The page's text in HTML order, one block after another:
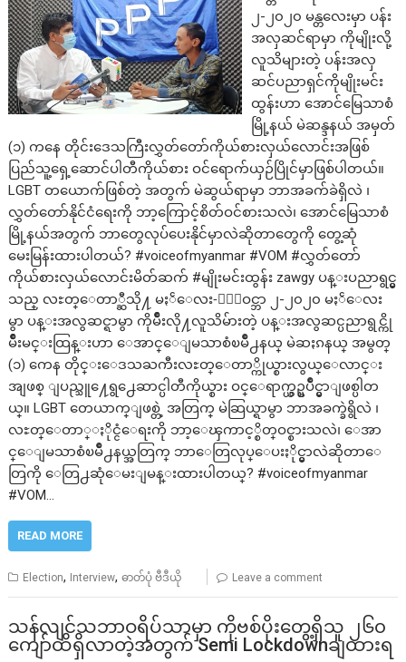
၂-၂၀၂၀ မန္တလေးမှာ ပန်း
အလှဆင်ရာမှာ ကိုမျိုးလို့
လူသိများတဲ့ ပန်းအလှ
ဆင်ပညာရှင်ကိုမျိုးမင်း
ထွန်းဟာ အောင်မြေသာစံ
မြို့နယ် မဲဆန္ဒနယ် အမှတ်
(၁) ကနေ တိုင်းဒေသကြီးလွှတ်တော်ကိုယ်စားလှယ်လောင်းအဖြစ်
ပြည်သူ့ရှေ့ဆောင်ပါတီကိုယ်စား ဝင်ရောက်ယှဉ်ပြိုင်မှာဖြစ်ပါတယ်။
LGBT တယောက်ဖြစ်တဲ့ အတွက် မဲဆွယ်ရာမှာ ဘာအခက်ခဲရှိလဲ ၊
လွှတ်တော်နိုင်ငံရေးကို ဘာ့ကြောင့်စိတ်ဝင်စားသလဲ၊ အောင်မြေသာစံ
မြို့နယ်အတွက် ဘာတွေလုပ်ပေးနိုင်မှာလဲဆိုတာတွေကို တွေ့ဆုံ
မေးမြန်းထားပါတယ်? #voiceofmyanmar #VOM #လွှတ်တော်
ကိုယ်စားလှယ်လောင်းမိတ်ဆက် #မျိုးမင်းထွန်း zawgy ပန္းပညာရွင္မွ
သည္ လႊတ္ေတာ္ဆီသို႔ မႏၲေလး-ႏိုဝင္ဘာ ၂-၂၀၂၀ မႏၲေလး
မွာ ပန္းအလွဆင္ရာမွာ ကိုမ်ိဳးလို႔လူသိမ်ားတဲ့ ပန္းအလွဆင္ပညာရွင္ကို
မ်ိဳးမင္းထြန္းဟာ ေအာင္ေျမသာစံၿမိဳ႕နယ္ မဲဆႏၵနယ္ အမွတ္
(၁) ကေန တိုင္းေဒသႀကီးလႊတ္ေတာ္ကိုယ္စားလွယ္ေလာင္း
အျဖစ္ ျပည္သူ႔ေရွ႕ေဆာင္ပါတီကိုယ္စား ဝင္ေရာက္ယွဥ္ၿပိဳင္မွာျဖစ္ပါတ
ယ္။ LGBT တေယာက္ျဖစ္တဲ့ အတြက္ မဲဆြယ္ရာမွာ ဘာအခက္ခဲရွိလဲ ၊
လႊတ္ေတာ္ႏိုင္ငံေရးကို ဘာ့ေၾကာင့္စိတ္ဝင္စားသလဲ၊ ေအာ
င္ေျမသာစံၿမိဳ႕နယ္အတြက္ ဘာေတြလုပ္ေပးႏိုင္မွာလဲဆိုတာေ
တြကို ေတြ႕ဆုံေမးျမန္းထားပါတယ္? #voiceofmyanmar
#VOM…
READ MORE
Election, Interview,ဓာတ်ပုံ ဗီဒီယို Leave a comment
သန်လျင်သဘာဝရိပ်သာမှာ ကိုဗစ်ပိုးတွေ့ရှိသူ ၂၆၀
ကျော်ထိရှိလာတဲ့အတွက် Semi Lockdownချထားရ